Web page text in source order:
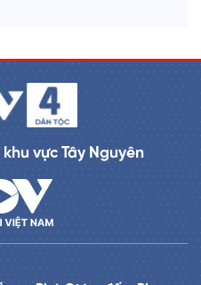
vực Tây Nguyên